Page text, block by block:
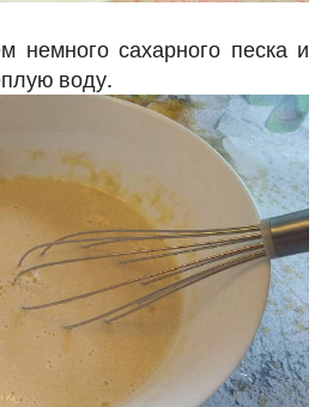
немного сахарного песка и
воду.